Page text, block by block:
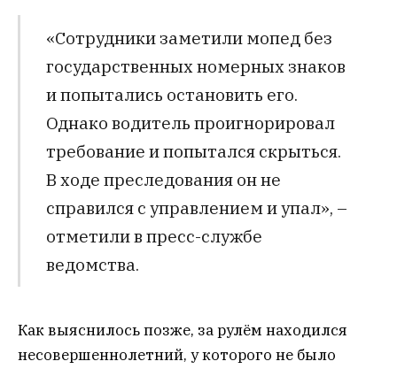
«Сотрудники заметили мопед без
государственных номерных знаков
и попытались остановить его.
Однако водитель проигнорировал
требование и попытался скрыться.
В ходе преследования он не
справился с управлением и упал», –
отметили в пресс-службе
ведомства.
Как выяснилось позже, за рулём находился
несовершеннолетний, у которого не было